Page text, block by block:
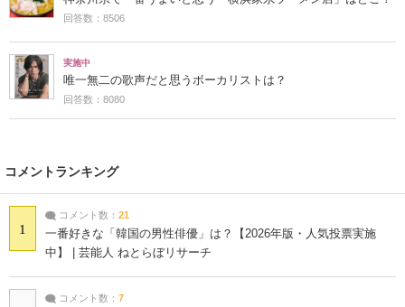
回答数：8506
実施中
唯一無二の歌声だと思うボーカリストは？
回答数：8080
コメントランキング
1
コメント数： 21
一番好きな「韓国の男性俳優」は？【2026年版・人気投票実施
中】 | 芸能人 ねとらぼリサーチ
コメント数： 7